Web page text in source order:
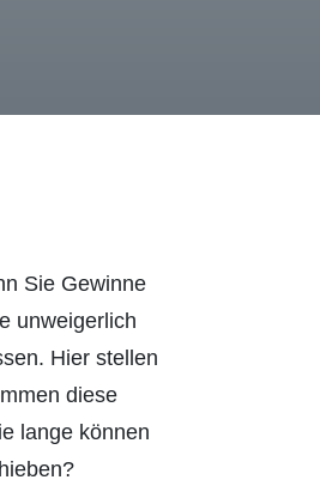
Sie Gewinne
unweigerlich
Hier stellen
diese
lange können